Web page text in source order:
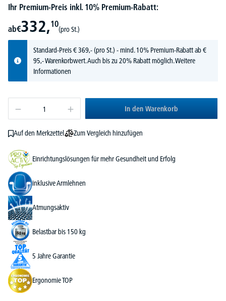
Ihr Premium-Preis inkl. 10% Premium-Rabatt:
ab€332,10
(pro St.)
Standard-Preis€369,-(pro St.) - mind. 10% Premium-Rabatt ab €
95,- Warenkorbwert. Auch bis zu 20% Rabatt möglich.Weitere
Informationen
In den Warenkorb
Auf den Merkzettel Zum Vergleich hinzufügen
Einrichtungslösungen für mehr Gesundheit und Erfolg
inklusive Armlehnen
Atmungsaktiv
Belastbar bis 150 kg
5 Jahre Garantie
Ergonomie TOP